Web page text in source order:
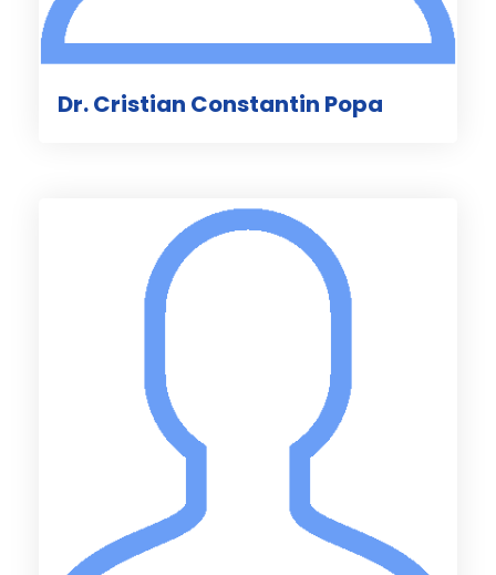
Dr. Cristian Constantin Popa